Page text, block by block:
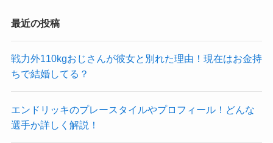
最近の投稿
戦力外110kgおじさんが彼女と別れた理由！現在はお金持
ちで結婚してる？
エンドリッキのプレースタイルやプロフィール！どんな
選手か詳しく解説！